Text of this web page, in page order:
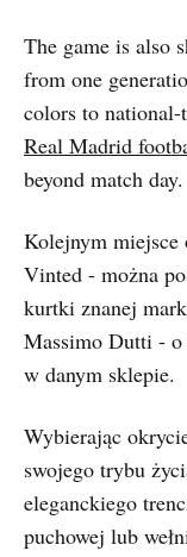
The game is also
from one
colors to
Real Madrid
beyond match day.
Kolejnym
Vinted - można
kurtki znanej
Massimo Dutti - o
w danym sklepie.
Wybierając
swojego trybu
eleganckiego
puchowej lub